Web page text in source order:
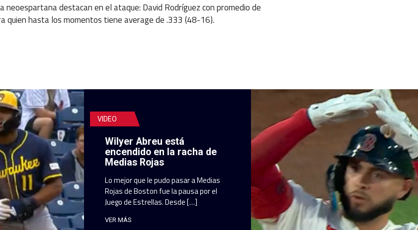
neoespartana destacan en el ataque: David Rodríguez con promedio de
quien hasta los momentos tiene average de .333 (48-16).
VIDEO
Wilyer Abreu está
encendido en la racha de
Medias Rojas
Lo mejor que le pudo pasar a Medias
Rojas de Boston fue la pausa por el
Juego de Estrellas. Desde […]
VER MÁS